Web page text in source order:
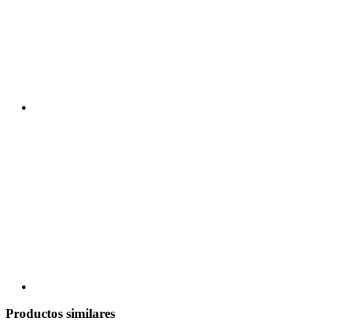
Productos similares